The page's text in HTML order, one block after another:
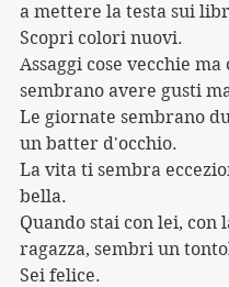
a mettere la testa sui
Scopri colori nuovi.
Assaggi cose vecchie ma
sembrano avere gusti
Le giornate sembrano
un batter d'occhio.
La vita ti sembra
bella.
Quando stai con lei, con
ragazza, sembri un
Sei felice.